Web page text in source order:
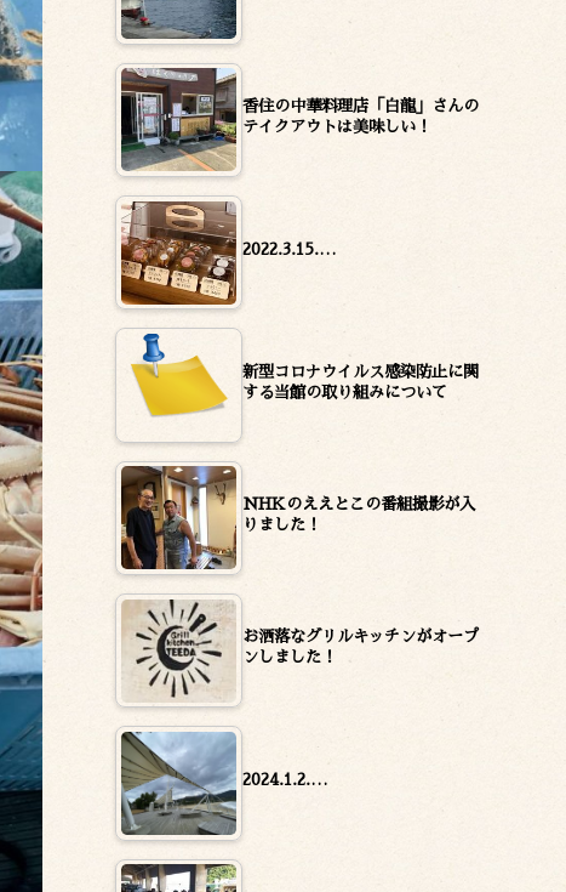
香住の中華料理店「白龍」さんの
テイクアウトは美味しい！
2022.3.15.…
新型コロナウイルス感染防止に関
する当館の取り組みについて
NHKのええとこの番組撮影が入
りました！
お洒落なグリルキッチンがオープ
ンしました！
2024.1.2.…